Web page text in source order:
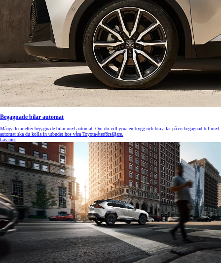
Begagnade bilar automat
Många letar efter begagnade bilar med automat. Om du vill göra en trygg och bra affär på en begagnad bil med
automat ska du kolla in utbudet hos våra Toyota-återförsäljare.
Läs mer